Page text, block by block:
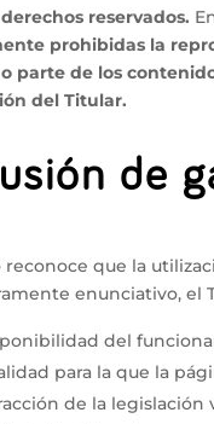
reservados.
prohibidas la
parte de los
del Titular.
de
reconoce que la
enunciativo, el
del
para la que la
de la